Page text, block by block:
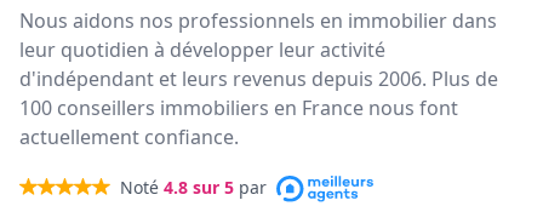
Nous aidons nos professionnels en immobilier dans
leur quotidien à développer leur activité
d'indépendant et leurs revenus depuis 2006. Plus de
100 conseillers immobiliers en France nous font
actuellement confiance.
Noté 4.8 sur 5 par